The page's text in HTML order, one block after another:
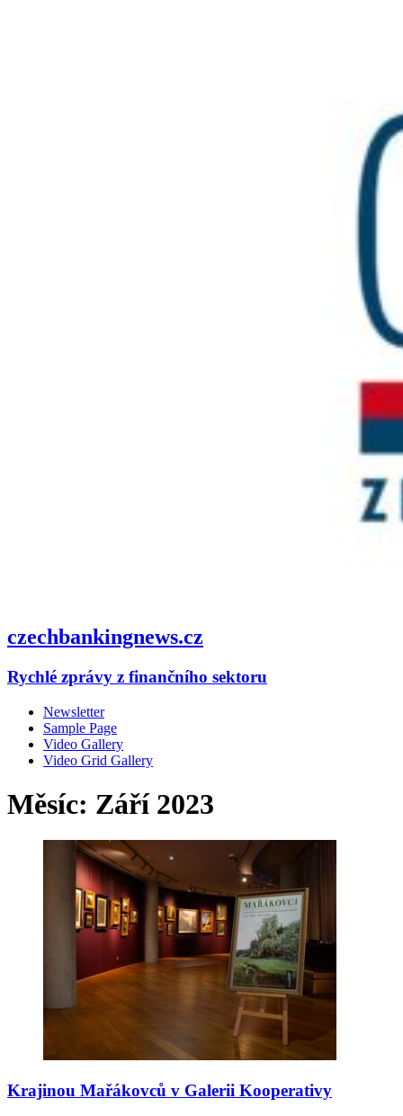
czechbankingnews.cz
Rychlé zprávy z finančního sektoru
Newsletter
Sample Page
Video Gallery
Video Grid Gallery
Měsíc: Září 2023
Krajinou Mařákovců v Galerii Kooperativy